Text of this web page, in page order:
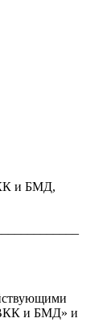
и БМД,
ВКК и БМД» и